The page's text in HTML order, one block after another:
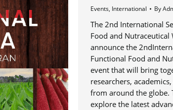
Events, International By
The 2nd International
Food and Nutraceutical
announce the
Functional Food and
event that will bring
researchers,
from around the globe.
explore the latest